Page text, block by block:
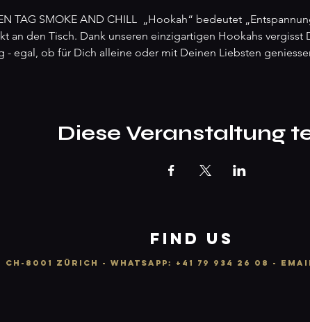
TAG SMOKE AND CHILL  „Hookah“ bedeutet
an den Tisch. Dank unseren einzigartigen Hookahs
- egal, ob für Dich alleine oder mit Deinen Liebsten
Diese Veranstaltung
FIND US
CH-8001 ZÜRICH - WhatsApp: +41 79 934 26 08 -